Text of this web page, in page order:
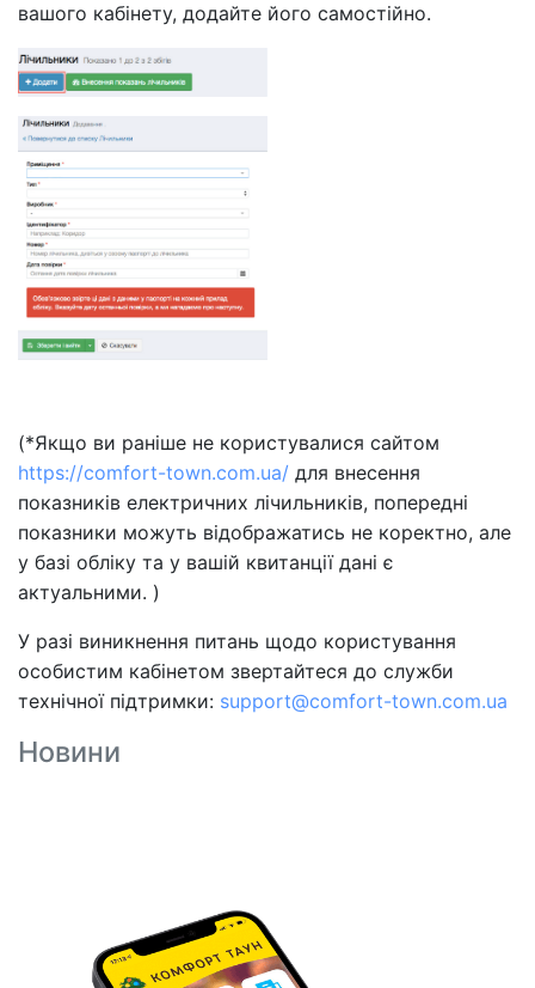
вашого кабінету, додайте його самостійно.
(*Якщо ви раніше не користувалися сайтом
https://comfort-town.com.ua/ для внесення
показників електричних лічильників, попередні
показники можуть відображатись не коректно, але
у базі обліку та у вашій квитанції дані є
актуальними. )
У разі виникнення питань щодо користування
особистим кабінетом звертайтеся до служби
технічної підтримки: support@comfort-town.com.ua
Новини